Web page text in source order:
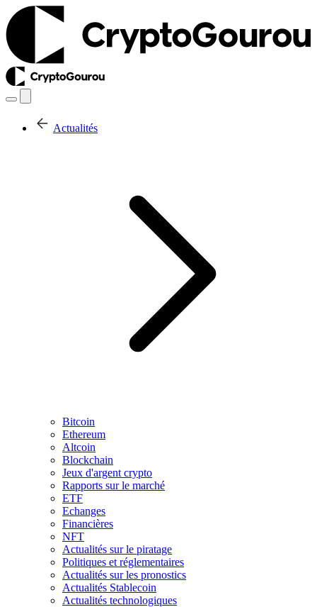
Actualités
Bitcoin
Ethereum
Altcoin
Blockchain
Jeux d'argent crypto
Rapports sur le marché
ETF
Echanges
Financières
NFT
Actualités sur le piratage
Politiques et réglementaires
Actualités sur les pronostics
Actualités Stablecoin
Actualités technologiques